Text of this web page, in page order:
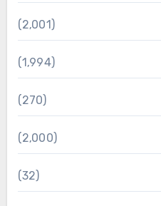
(2٬001)
(1٬994)
(270)
(2٬000)
(32)